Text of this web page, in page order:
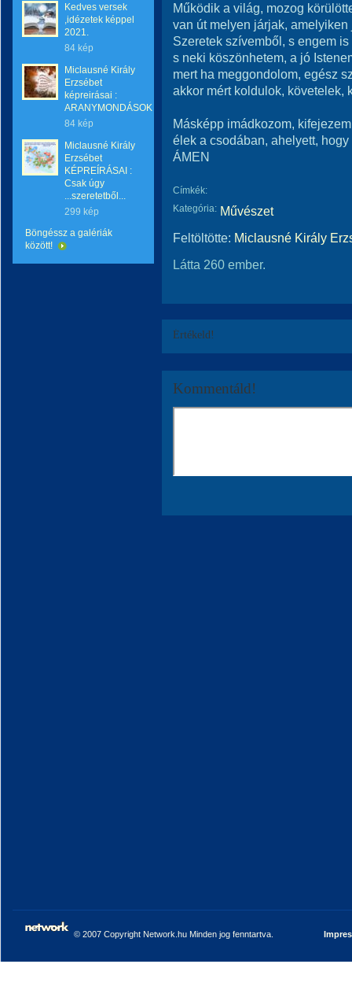
Kedves versek
,idézetek képpel
2021.
84 kép
Miclausné Király
Erzsébet
képreirásai :
ARANYMONDÁSOK
84 kép
Miclausné Király
Erzsébet
KÉPREÍRÁSAI :
Csak úgy
...szeretetből...
299 kép
Böngéssz a galériák
között!
Működik a világ, mozog
van út melyen járjak, amelyiken
Szeretek szívemből, s engem
s neki köszönhetem, a jó
mert ha meggondolom, egész
akkor mért koldulok, követelek,
Másképp imádkozom,
élek a csodában, ahelyett, hogy
ÁMEN
Címkék:
Kategória: Művészet
Feltöltötte: Miclausné Király
Látta 260 ember.
Értékeld!
Kommentáld!
© 2007 Copyright Network.hu Minden jog fenntartva.